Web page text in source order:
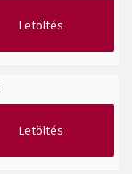
Letöltés
Letöltés